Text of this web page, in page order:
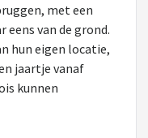
met een
van de grond.
hun eigen locatie,
jaartje vanaf
kunnen